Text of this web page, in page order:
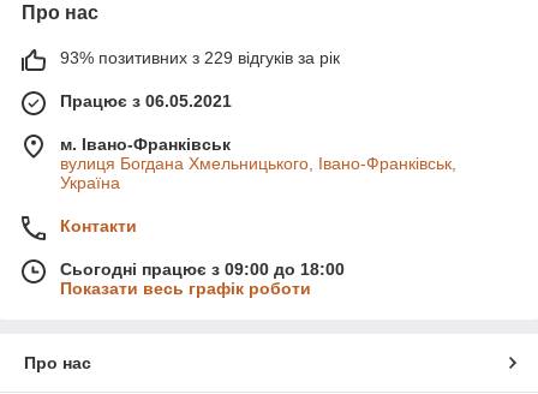
Про нас
93% позитивних з 229 відгуків за рік
Працює з 06.05.2021
м. Івано-Франківськ
вулиця Богдана Хмельницького, Івано-Франківськ,
Україна
Контакти
Сьогодні працює з 09:00 до 18:00
Показати весь графік роботи
Про нас